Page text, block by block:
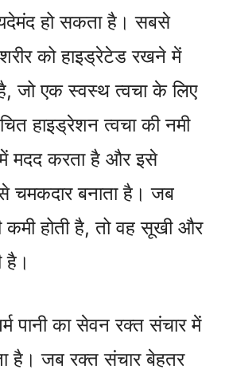
हो सकता है। सबसे
शरीर को हाइड्रेटेड रखने में
जो एक स्वस्थ त्वचा के लिए
हाइड्रेशन त्वचा की नमी
मदद करता है और इसे
चमकदार बनाता है। जब
कमी होती है, तो वह सूखी और
है।
पानी का सेवन रक्त संचार में
है। जब रक्त संचार बेहतर